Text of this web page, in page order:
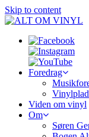
Skip to content
Foredrag
Viden om vinyl
Om
Søren